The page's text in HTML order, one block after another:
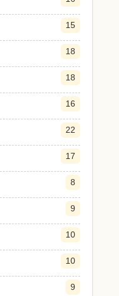
15
18
18
16
22
17
8
9
10
10
9